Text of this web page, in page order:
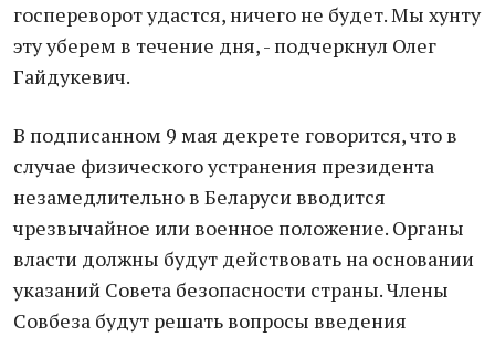
госпереворот удастся, ничего не будет. Мы хунту
эту уберем в течение дня, - подчеркнул Олег
Гайдукевич.
В подписанном 9 мая декрете говорится, что в
случае физического устранения президента
незамедлительно в Беларуси вводится
чрезвычайное или военное положение. Органы
власти должны будут действовать на основании
указаний Совета безопасности страны. Члены
Совбеза будут решать вопросы введения